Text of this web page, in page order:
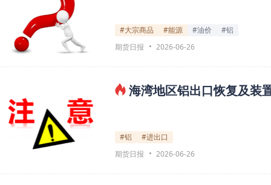
#大宗商品 #能源 #油价
#铝
期货日报
2026-06-26
海湾地区铝出口恢复及装
#铝
#进出口
期货日报
2026-06-26